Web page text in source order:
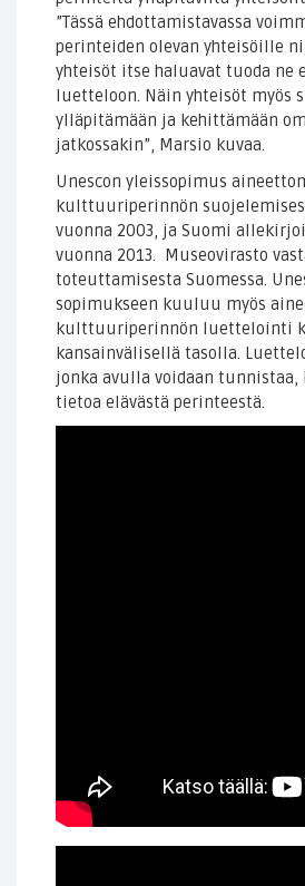
”Tässä ehdottamistavassa
perinteiden olevan yhteisöille
yhteisöt itse haluavat tuoda ne
luetteloon. Näin yhteisöt myös
ylläpitämään ja kehittämään
jatkossakin”, Marsio kuvaa.
Unescon yleissopimus
kulttuuriperinnön
vuonna 2003, ja Suomi
vuonna 2013. Museovirasto
toteuttamisesta Suomessa.
sopimukseen kuuluu myös
kulttuuriperinnön luettelointi
kansainvälisellä tasolla.
jonka avulla voidaan
tietoa elävästä perinteestä.